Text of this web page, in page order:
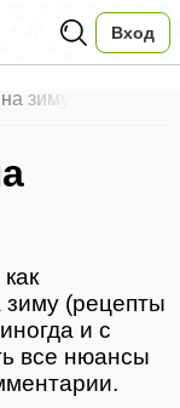
Вход
зиму
зиму (рецепты
и с
все нюансы